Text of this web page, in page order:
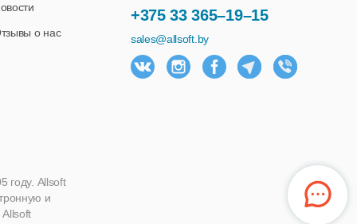
+375 33 365–19–15
sales@allsoft.by
о нас
году. Allsoft
и